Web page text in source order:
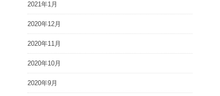
2021年1月
2020年12月
2020年11月
2020年10月
2020年9月